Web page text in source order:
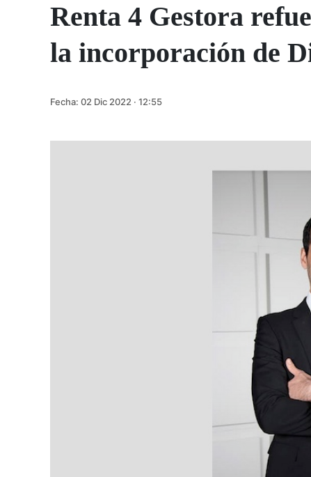
Renta 4 Gestora
la incorporación de
Fecha: 02 Dic 2022 · 12:55